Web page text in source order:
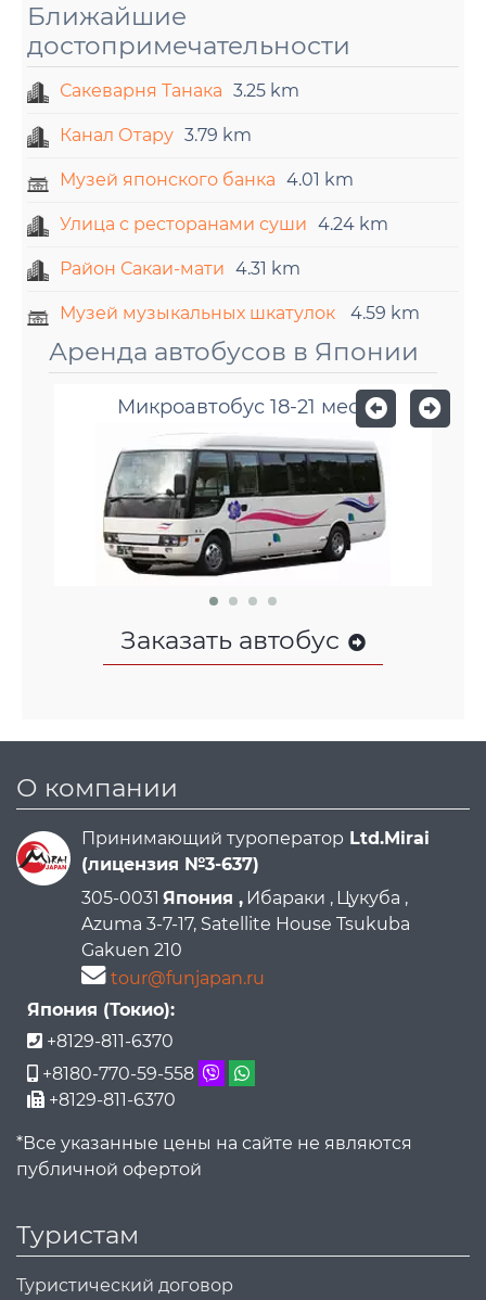
Ближайшие
достопримечательности
Сакеварня Танака 3.25 km
Канал Отару 3.79 km
Музей японского банка 4.01 km
Улица с ресторанами суши 4.24 km
Район Сакаи-мати 4.31 km
Музей музыкальных шкатулок 4.59 km
Аренда автобусов в Японии
Микроавтобус 18-21 мест
Заказать автобус
О компании
Принимающий туроператор Ltd.Mirai
(лицензия №3-637)
305-0031 Япония , Ибараки , Цукуба ,
Azuma 3-7-17, Satellite House Tsukuba
Gakuen 210
tour@funjapan.ru
Япония (Токио):
+8129-811-6370
+8180-770-59-558
+8129-811-6370
*Все указанные цены на сайте не являются
публичной офертой
Туристам
Туристический договор